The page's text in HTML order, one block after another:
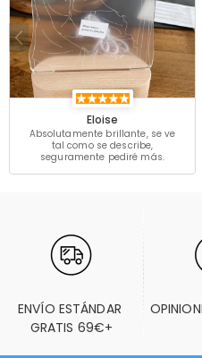
Eloise
Absolutamente brillante, se ve
tal como se describe,
seguramente pediré más.
ENVÍO ESTÁNDAR
GRATIS 69€+